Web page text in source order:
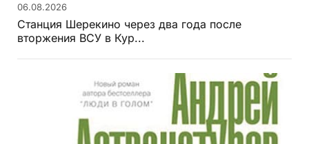
06.08.2026
Станция Шерекино через два года после
вторжения ВСУ в Кур...